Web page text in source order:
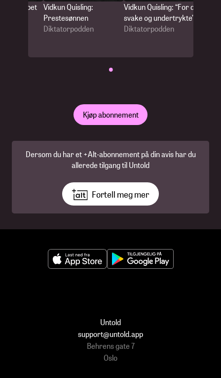
•
Kuppet
Vidkun Quisling:
Prestesønnen
Diktatorpodden
Vidkun Quisling: “For de
svake og undertrykte”
Diktatorpodden
Kjøp abonnement
Dersom du har et +Alt-abonnement på din avis har du
allerede tilgang til Untold
Fortell meg mer
Untold
support@untold.app
Behrens gate 7
Oslo